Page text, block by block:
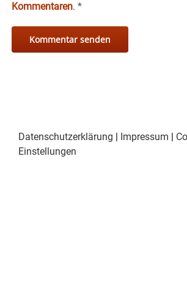
Kommentaren. *
Datenschutzerklärung Impressum
Einstellungen